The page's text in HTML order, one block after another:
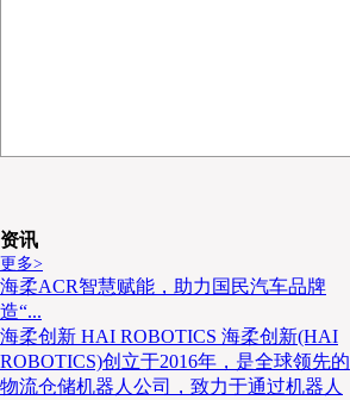
资讯
更多>
海柔ACR智慧赋能，助力国民汽车品牌
造“...
海柔创新 HAI ROBOTICS 海柔创新(HAI
ROBOTICS)创立于2016年，是全球领先的
物流仓储机器人公司，致力于通过机器人